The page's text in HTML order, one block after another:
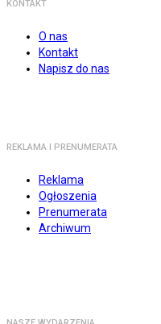
KONTAKT
O nas
Kontakt
Napisz do nas
REKLAMA I PRENUMERATA
Reklama
Ogłoszenia
Prenumerata
Archiwum